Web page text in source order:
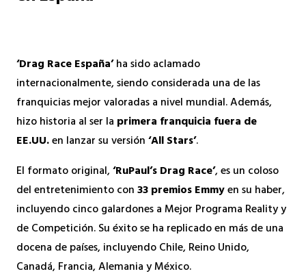
‘Drag Race España’ha sido aclamado
internacionalmente, siendo considerada una de las
franquicias mejor valoradas a nivel mundial. Además,
hizo historia al ser la primera franquicia fuera de
EE.UU.en lanzar su versión‘All Stars’.
El formato original,‘RuPaul’s Drag Race’, es un coloso
del entretenimiento con33 premios Emmyen su haber,
incluyendo cinco galardones a Mejor Programa Reality y
de Competición. Su éxito se ha replicado en más de una
docena de países, incluyendo Chile, Reino Unido,
Canadá, Francia, Alemania y México.